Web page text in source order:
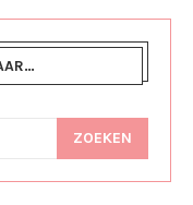
ZOEKEN